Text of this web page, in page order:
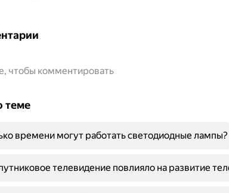
чтобы комментировать
теме
времени могут работать светодиодные лампы?
телевидение повлияло на развитие